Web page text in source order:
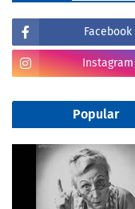
Facebook
Instagram
Popular